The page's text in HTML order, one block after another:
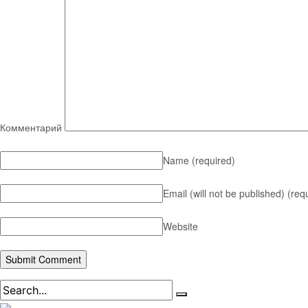
Комментарий
Name (required)
Email (will not be published)
Website